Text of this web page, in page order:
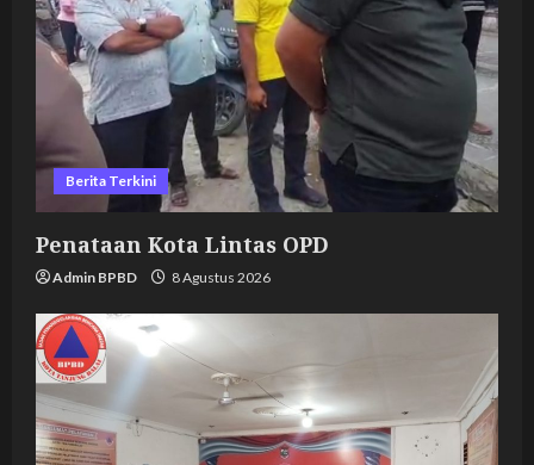
i
o
n
Berita Terkini
Penataan Kota Lintas OPD
Admin BPBD 8 Agustus 2026